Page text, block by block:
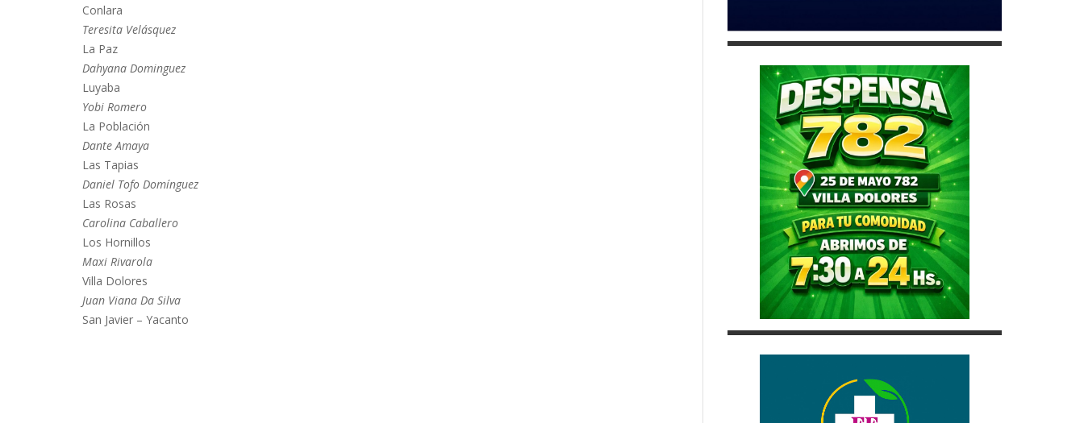
Conlara
Teresita Velásquez
La Paz
Dahyana Dominguez
Luyaba
Yobi Romero
La Población
Dante Amaya
Las Tapias
Daniel Tofo Domínguez
Las Rosas
Carolina Caballero
Los Hornillos
Maxi Rivarola
Villa Dolores
Juan Viana Da Silva
San Javier – Yacanto